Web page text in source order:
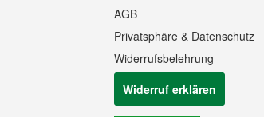
AGB
Privatsphäre & Datenschutz
Widerrufsbelehrung
Widerruf erklären